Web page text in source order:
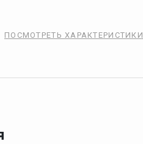
ПОСМОТРЕТЬ ХАРАКТЕРИСТИКИ